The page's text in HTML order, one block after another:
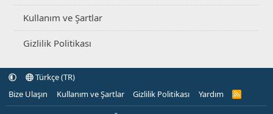
Kullanım ve Şartlar
Gizlilik Politikası
Türkçe (TR)
Bize Ulaşın
Kullanım ve Şartlar Gizlilik Politikası Yardım
R